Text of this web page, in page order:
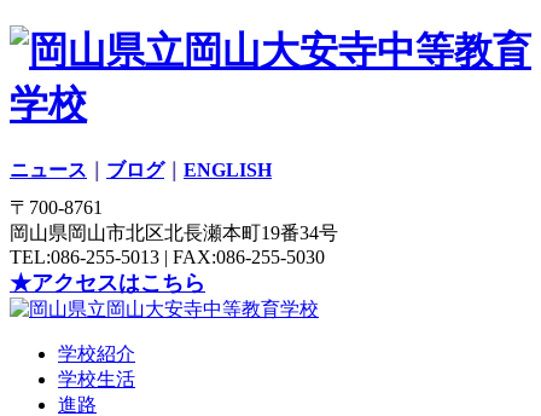
ニュース ブログ｜ ENGLISH
〒700-8761
岡山県岡山市北区北長瀬本町19番34号
TEL:086-255-5013 | FAX:086-255-5030
★アクセスはこちら
学校紹介
学校生活
進路